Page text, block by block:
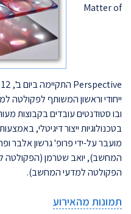
Matter of
ייחודי וראשון המשותף
ובו סטודנטים עובדים בקבוצות
בטכנולוגיות ייצור דיגיטלי,
מועבר על-ידי פרופ' גרשון אלבר
המחשב), יואב שטרמן (הפקולטה
הפקולטה למדעי המחשב).
תמונות מהאירוע